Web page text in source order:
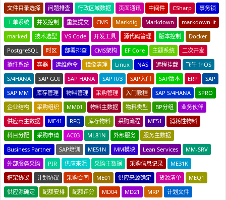
文件目录选择
问题排查 行政区域数据 页面通讯 中间件 CSharp
事务锁
工单系统
并发控制 重复提交 CMS Markdig Markdown
markdown-it
marked
技术选型 VS Code 开发工具 源代码管理 版本控制
Docker
PostgreSQL
时区 部署排查 CMS架构 EF Core 主题系统
二次开发
插件系统
容器 运维命令 镜像清理 Linux NAS 远程挂载
飞牛 fnOS
S/4HANA
SAP GUI SAP HANA SAP R/3 SAP入门 SAP版本 ERP
SAP
SAP MM
库存管理 物料管理 采购管理 入门教程 SAP S/4HANA
SPRO
企业结构
采购组织 MM01 物料主数据 物料类型 BP分组
业务伙伴
供应商主数据
ME41 RFQ 库存物料 采购流程 ME51
消耗性物料
科目分配
采购申请 AC03 ML81N 外部服务
服务主数据
Business Partner
SAP培训 ME51N MM模块 Lean Services
MM-SRV
外部服务采购
PIR 供应来源 采购主数据 采购信息记录
ME31K
框架协议
计划协议 采购合同 ME01 供应来源确定 货源清单
MEQ1
供应源确定
配额安排 配额评分 MD04 MD21 MRP
计划文件